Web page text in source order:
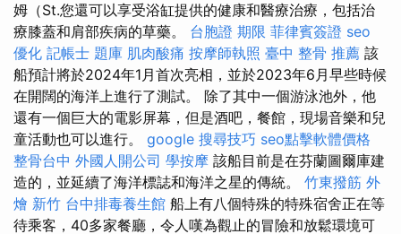
姆（St.您還可以享受浴缸提供的健康和醫療治療，包括治
療膝蓋和肩部疾病的草藥。 台胞證 期限 菲律賓簽證 seo
優化 記帳士 題庫 肌肉酸痛 按摩師執照 臺中 整骨 推薦 該
船預計將於2024年1月首次亮相，並於2023年6月早些時候
在開闊的海洋上進行了測試。 除了其中一個游泳池外，他
還有一個巨大的電影屏幕，但是酒吧，餐館，現場音樂和兒
童活動也可以進行。 google 搜尋技巧 seo點擊軟體價格
整骨台中 外國人開公司 學按摩 該船目前是在芬蘭圖爾庫建
造的，並延續了海洋標誌和海洋之星的傳統。 竹東撥筋 外
燴 新竹 台中排毒養生館 船上有八個特殊的特殊宿舍正在等
待乘客，40多家餐廳，令人嘆為觀止的冒險和放鬆環境可